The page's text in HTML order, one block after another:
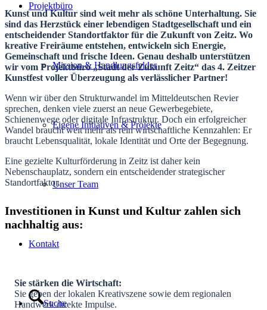
Projektbüro
Mission & Handlungsfelder
Eigene Initiativen & Projekte
Unser Team
Kontakt
Suche
Kunst und Kultur sind weit mehr als schöne Unterhaltung. Sie
sind das Herzstück einer lebendigen Stadtgesellschaft und ein
entscheidender Standortfaktor für die Zukunft von Zeitz. Wo
kreative Freiräume entstehen, entwickeln sich Energie,
Gemeinschaft und frische Ideen. Genau deshalb unterstützen
wir vom Projektbüro „Stadt der Zukunft Zeitz“ das 4. Zeitzer
Kunstfest voller Überzeugung als verlässlicher Partner!
Wenn wir über den Strukturwandel im Mitteldeutschen Revier
sprechen, denken viele zuerst an neue Gewerbegebiete,
Schienenwege oder digitale Infrastruktur. Doch ein erfolgreicher
Wandel braucht weit mehr als rein wirtschaftliche Kennzahlen: Er
braucht Lebensqualität, lokale Identität und Orte der Begegnung.
Eine gezielte Kulturförderung in Zeitz ist daher kein
Nebenschauplatz, sondern ein entscheidender strategischer
Standortfaktor.
Investitionen in Kunst und Kultur zahlen sich
nachhaltig aus:
Sie stärken die Wirtschaft:
Sie geben der lokalen Kreativszene sowie dem regionalen
Handwerk direkte Impulse.